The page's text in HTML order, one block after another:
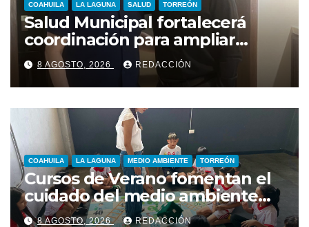
COAHUILA LA LAGUNA SALUD TORREÓN
Salud Municipal fortalecerá
coordinación para ampliar
programas en Torreón
8 AGOSTO, 2026 REDACCIÓN
COAHUILA LA LAGUNA MEDIO AMBIENTE TORREÓN
Cursos de Verano fomentan el
cuidado del medio ambiente
entre niñas y niños de Torreón
8 AGOSTO, 2026 REDACCIÓN